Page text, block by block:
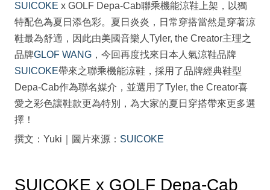
SUICOKE x GOLF Depa-Cab聯乘機能涼鞋上架，以獨
特配色為夏日添色彩。夏日炎炎，日常穿搭當然是穿著涼
鞋最為舒適，因此由美國音樂人Tyler, the Creator主理之
品牌GLOF WANG ，今回再度找來日本人氣涼鞋品牌
SUICOKE帶來之聯乘機能涼鞋，採用了品牌經典鞋型
Depa-Cab作為聯名媒介，並選用了Tyler, the Creator喜
愛之彩色讓鞋款更為特別，為大家的夏日穿搭帶來更多選
擇！
撰文：Yuki｜圖片來源： SUICOKE
SUICOKE x GOLF Depa-Cab